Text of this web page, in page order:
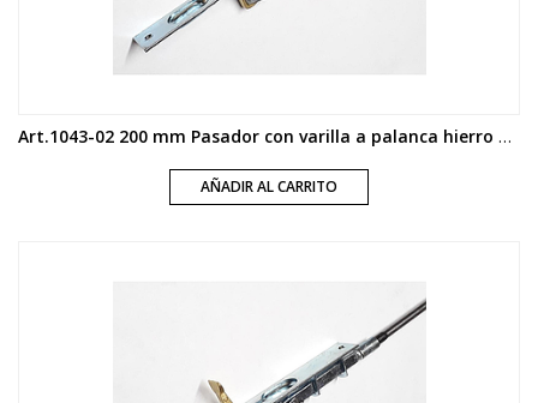
Art.1043-02 200 mm Pasador con varilla a palanca hierro zincado
AÑADIR AL CARRITO